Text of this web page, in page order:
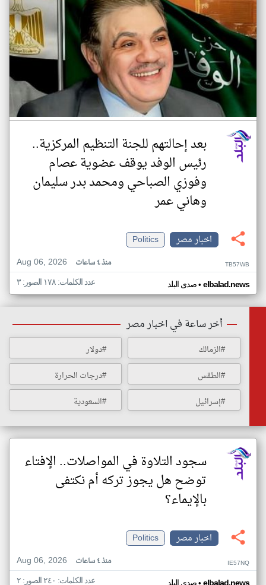
بعد إحالتهم للجنة التنظيم المركزية..
رئيس الوفد يوقف عضوية عصام
وفوزي الصباحي ومحمد بدر سليمان
وهاني عمر
اخبار مصر
Politics
Aug 06, 2026
منذ ٤ ساعات TB57WB
صدى البلد• elbalad.news عدد الكلمات: ١٧٨ الصور: ٣
أخر ساعة في اخبار مصر
#الزمالك
#دولار
#الطقس
#درجات الحرارة
#إسرائيل
#السعودية
سجود التلاوة في المواصلات.. الإفتاء
توضح هل يجوز تركه أم نكتفى
بالإيماء؟
اخبار مصر
Politics
Aug 06, 2026
منذ ٤ ساعات IE57NQ
صدى البلد elbalad.news عدد الكلمات: ٢٤٠ الصور: ٢